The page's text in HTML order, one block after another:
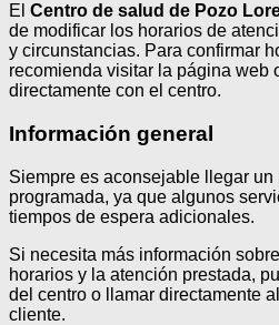
El Centro de salud de Pozo
de modificar los horarios de
y circunstancias. Para confirmar
recomienda visitar la página web
directamente con el centro.
Información general
Siempre es aconsejable llegar un
programada, ya que algunos
tiempos de espera adicionales.
Si necesita más información
horarios y la atención prestada,
del centro o llamar directamente
cliente.